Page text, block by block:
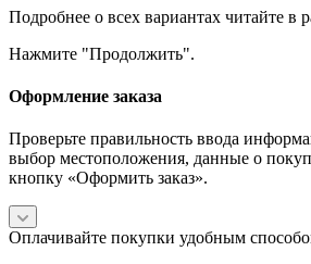
Подробнее о всех вариантах читайте в
Нажмите "Продолжить".
Оформление заказа
Проверьте правильность ввода
выбор местоположения, данные о
кнопку «Оформить заказ».
Оплачивайте покупки удобным